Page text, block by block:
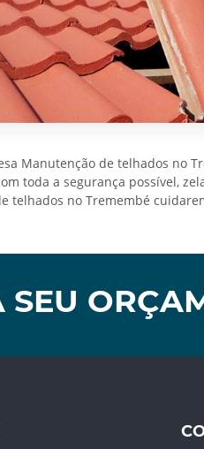
Manutenção de telhados no
toda a segurança possível,
telhados no Tremembé
SEU